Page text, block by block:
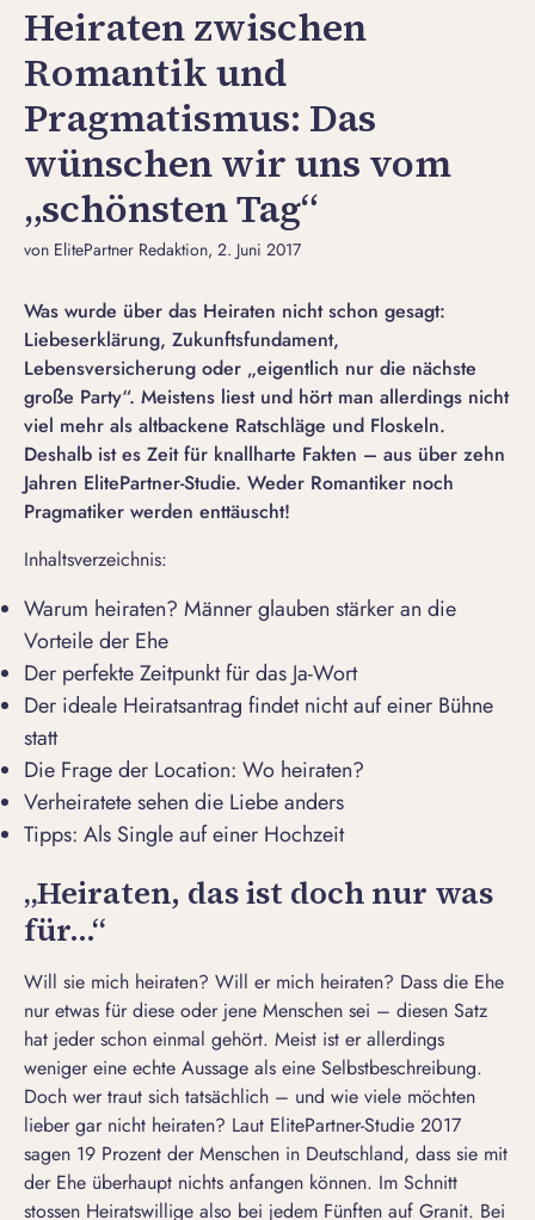
Heiraten zwischen
Romantik und
Pragmatismus: Das
wünschen wir uns vom
„schönsten Tag“
von ElitePartner Redaktion, 2. Juni 2017
Was wurde über das Heiraten nicht schon gesagt:
Liebeserklärung, Zukunftsfundament,
Lebensversicherung oder „eigentlich nur die nächste
große Party“. Meistens liest und hört man allerdings nicht
viel mehr als altbackene Ratschläge und Floskeln.
Deshalb ist es Zeit für knallharte Fakten – aus über zehn
Jahren ElitePartner-Studie. Weder Romantiker noch
Pragmatiker werden enttäuscht!
Inhaltsverzeichnis:
Warum heiraten? Männer glauben stärker an die
Vorteile der Ehe
Der perfekte Zeitpunkt für das Ja-Wort
Der ideale Heiratsantrag findet nicht auf einer Bühne
statt
Die Frage der Location: Wo heiraten?
Verheiratete sehen die Liebe anders
Tipps: Als Single auf einer Hochzeit
„Heiraten, das ist doch nur was
für…“
Will sie mich heiraten? Will er mich heiraten? Dass die Ehe
nur etwas für diese oder jene Menschen sei – diesen Satz
hat jeder schon einmal gehört. Meist ist er allerdings
weniger eine echte Aussage als eine Selbstbeschreibung.
Doch wer traut sich tatsächlich – und wie viele möchten
lieber gar nicht heiraten? Laut ElitePartner-Studie 2017
sagen 19 Prozent der Menschen in Deutschland, dass sie mit
der Ehe überhaupt nichts anfangen können. Im Schnitt
stossen Heiratswillige also bei jedem Fünften auf Granit. Bei